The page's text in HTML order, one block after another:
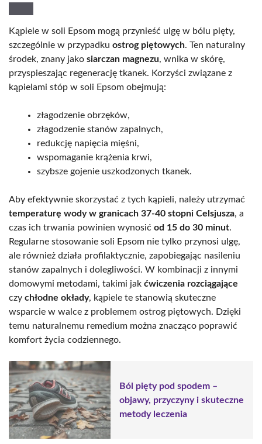
Kąpiele w soli Epsom mogą przynieść ulgę w bólu pięty,
szczególnie w przypadku ostrog piętowych. Ten naturalny
środek, znany jako siarczan magnezu, wnika w skórę,
przyspieszając regenerację tkanek. Korzyści związane z
kąpielami stóp w soli Epsom obejmują:
złagodzenie obrzęków,
złagodzenie stanów zapalnych,
redukcję napięcia mięśni,
wspomaganie krążenia krwi,
szybsze gojenie uszkodzonych tkanek.
Aby efektywnie skorzystać z tych kąpieli, należy utrzymać
temperaturę wody w granicach 37-40 stopni Celsjusza, a
czas ich trwania powinien wynosić od 15 do 30 minut.
Regularne stosowanie soli Epsom nie tylko przynosi ulgę,
ale również działa profilaktycznie, zapobiegając nasileniu
stanów zapalnych i dolegliwości. W kombinacji z innymi
domowymi metodami, takimi jak ćwiczenia rozciągające
czy chłodne okłady, kąpiele te stanowią skuteczne
wsparcie w walce z problemem ostrog piętowych. Dzięki
temu naturalnemu remedium można znacząco poprawić
komfort życia codziennego.
Ból pięty pod spodem –
objawy, przyczyny i skuteczne
metody leczenia